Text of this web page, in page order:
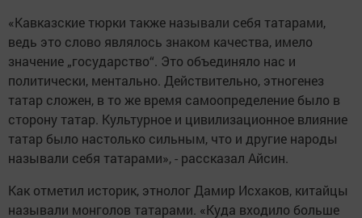
«Кавказские тюрки также называли себя татарами,
ведь это слово являлось знаком качества, имело
значение „государство“. Это объединяло нас и
политически, ментально. Действительно, этногенез
татар сложен, в то же время самоопределение было в
сторону татар. Культурное и цивилизационное влияние
татар было настолько сильным, что и другие народы
называли себя татарами», - рассказал Айсин.
Как отметил историк, этнолог Дамир Исхаков, китайцы
называли монголов татарами. «Куда входило больше